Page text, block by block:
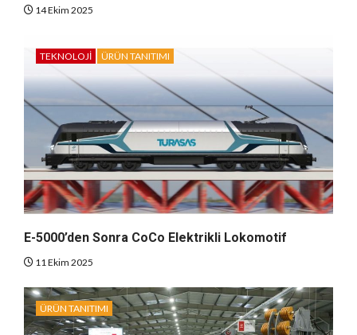
14 Ekim 2025
TEKNOLOJI ÜRÜN TANITIMI
E-5000’den Sonra CoCo Elektrikli Lokomotif
11 Ekim 2025
ÜRÜN TANITIMI